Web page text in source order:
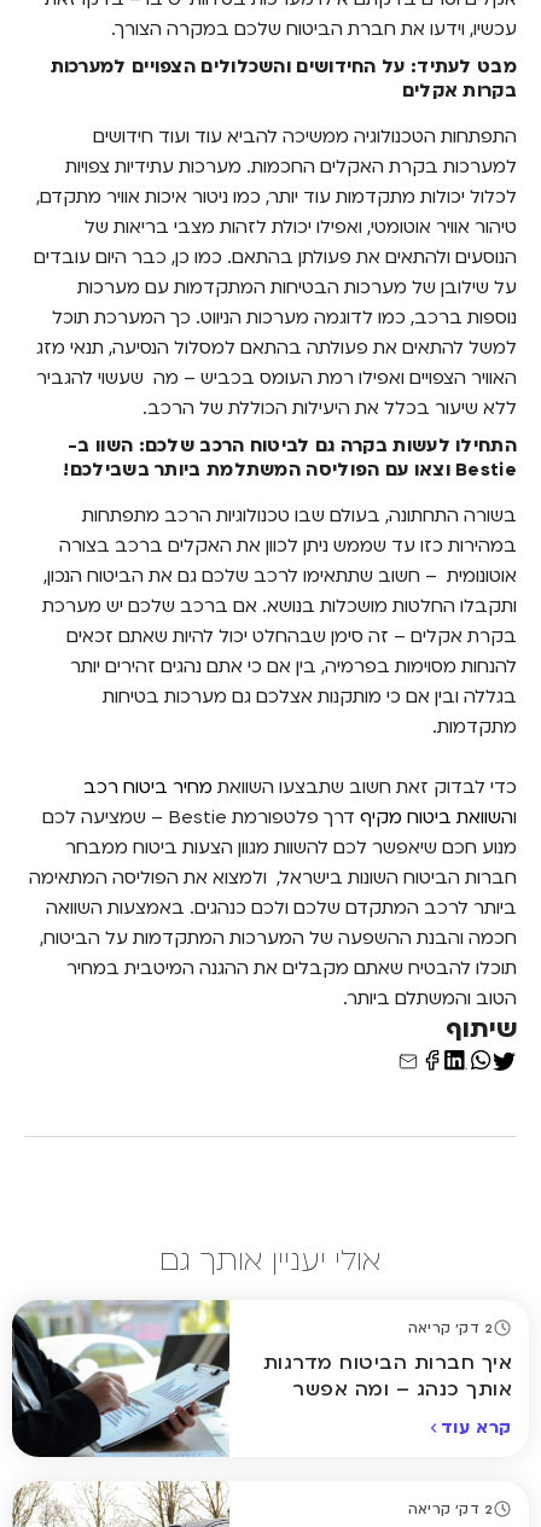
עכשיו, וידעו את חברת הביטוח שלכם במקרה הצורך.
מבט לעתיד: על החידושים והשכלולים הצפויים למערכות
בקרות אקלים
התפתחות הטכנולוגיה ממשיכה להביא עוד ועוד חידושים
למערכות בקרת האקלים החכמות. מערכות עתידיות צפויות
לכלול יכולות מתקדמות עוד יותר, כמו ניטור איכות אוויר מתקדם,
טיהור אוויר אוטומטי, ואפילו יכולת לזהות מצבי בריאות של
הנוסעים ולהתאים את פעולתן בהתאם. כמו כן, כבר היום עובדים
על שילובן של מערכות הבטיחות המתקדמות עם מערכות
נוספות ברכב, כמו לדוגמה מערכות הניווט. כך המערכת תוכל
למשל להתאים את פעולתה בהתאם למסלול הנסיעה, תנאי מזג
האוויר הצפויים ואפילו רמת העומס בכביש – מה שעשוי להגביר
ללא שיעור בכלל את היעילות הכוללת של הרכב.
התחילו לעשות בקרה גם לביטוח הרכב שלכם: השוו ב-
Bestie וצאו עם הפוליסה המשתלמת ביותר בשבילכם!
בשורה התחתונה, בעולם שבו טכנולוגיות הרכב מתפתחות
במהירות כזו עד שממש ניתן לכוון את האקלים ברכב בצורה
אוטונומית – חשוב שתתאימו לרכב שלכם גם את הביטוח הנכון,
ותקבלו החלטות מושכלות בנושא. אם ברכב שלכם יש מערכת
בקרת אקלים – זה סימן שבהחלט יכול להיות שאתם זכאים
להנחות מסוימות בפרמיה, בין אם כי אתם נהגים זהירים יותר
בגללה ובין אם כי מותקנות אצלכם גם מערכות בטיחות
מתקדמות.
כדי לבדוק זאת חשוב שתבצעו השוואת מחיר ביטוח רכב
והשוואת ביטוח מקיף
דרך פלטפורמת Bestie – שמציעה לכם
מנוע חכם שיאפשר לכם להשוות מגוון הצעות ביטוח ממבחר
חברות הביטוח השונות בישראל, ולמצוא את הפוליסה המתאימה
ביותר לרכב המתקדם שלכם ולכם כנהגים. באמצעות השוואה
חכמה והבנת ההשפעה של המערכות המתקדמות על הביטוח,
תוכלו להבטיח שאתם מקבלים את ההגנה המיטבית במחיר
הטוב והמשתלם ביותר.
שיתוף
אולי יעניין אותך גם
2 דק' קריאה
איך חברות הביטוח מדרגות
אותך כנהג – ומה אפשר
קרא עוד
2 דק' קריאה